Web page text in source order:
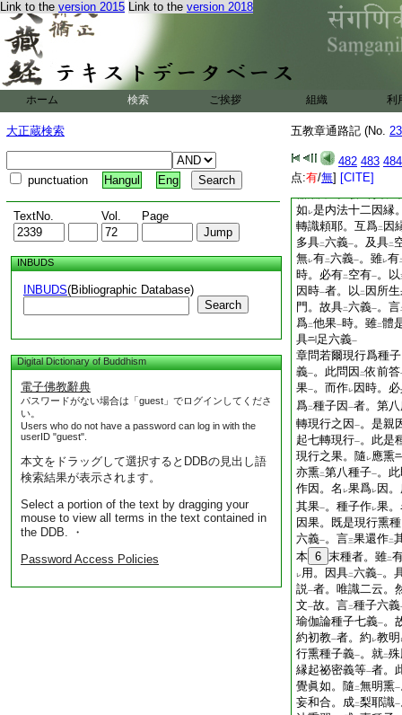
Link to the version 2015 Link to the version 2018
ホーム 検索 ご挨拶 組織 利
大正蔵検索
punctuation Hangul Eng
TextNo. Vol. Page
INBUDS
INBUDS(Bibliographic Database)
Search
Digital Dictionary of Buddhism
電子佛教辭典
パスワードがない場合は「guest」でログインしてくださ
い。
Users who do not have a password can log in with the
userID "guest".
本文をドラッグして選択するとDDBの見出し語
検索結果が表示されます。
Select a portion of the text by dragging your
mouse to view all terms in the text contained in
the DDB. ・
Password Access Policies
五教章通路記 (No.
482 483 484
点:有/無] [CITE]
空有義一。言二 謂
自有 。從
有。即成 空義一
。
處必有
取果之用。
果故。既果現有。 1
果説等一 者。以レ 此爲
成果。是名二
互爲因
依持。作二建立因
如 レ是内法十二因縁
轉識頼耶。互爲二 因
多具二六義一。及具二
無レ有二六義一。雖レ有
時。必有二 空有一。以
因時一者。以 二 因所
門。故具二六義一。言
爲二他果一時。雖二體
具
足六義一
章問若爾現行爲種
義一。此問因 二依前答
果一。而作レ 因時。
爲二種子因 一者。第
轉現行之因 一。是親
起七轉現行一。此是
現行之果。隨 レ應熏
亦熏二第八種子一。
作因。名 レ果爲レ 因
其果一。種子作レ果
因果。既是現行熏
六義一。言三果還作二
本 6 末種者。雖二
レ用。因具二六義一。
説一者。唯識二云。
文一故。言二種子六義
瑜伽論種子七義一。
約初教一者。約 レ教明
行熏種子義一。就二
縁起祕密義等一者。
覺眞如。隨 二無明熏一
妄和合。成二梨耶識一